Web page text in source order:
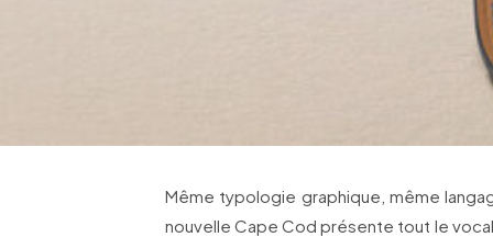
Même typologie graphique, même
nouvelle Cape Cod présente tout le